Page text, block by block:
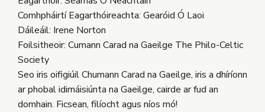
Comhpháirtí Eagarthóireachta: Gearóid Ó Laoi
Dáileáil: Irene Norton
Foilsitheoir: Cumann Carad na Gaeilge The Philo-Celtic
Society
Seo iris oifigiúil Chumann Carad na Gaeilge, iris a dhíríonn
ar phobal idirnáisiúnta na Gaeilge, cairde ar fud an
domhain. Ficsean, filíocht agus níos mó!